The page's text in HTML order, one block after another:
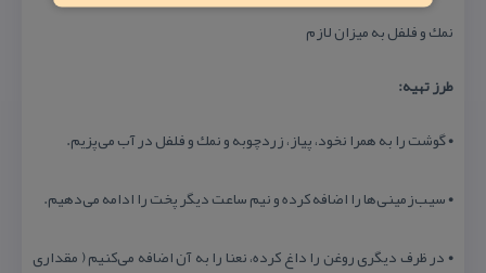
نمك و فلفل به میزان لازم
طرز تهیه:
• گوشت را به همرا نخود، پیاز، ‌زردچوبه و نمك و فلفل در آب می‌پزیم.
• سیب‌زمینی‌ها را اضافه كرده و نیم ساعت دیگر پخت را ادامه می‌دهیم.
• در ظرف دیگری روغن را داغ كرده، نعنا را به آن اضافه می‌كنیم ( مقداری